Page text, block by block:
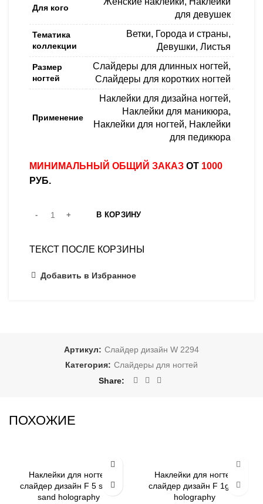
Для кого
для девушек
Тематика
коллекции
Ветки, Города и страны,
Девушки, Листья
Размер
ногтей
Слайдеры для длинных ногтей,
Слайдеры для коротких ногтей
Применение
Наклейки для дизайна ногтей,
Наклейки для маникюра,
Наклейки для ногтей, Наклейки
для педикюра
МИНИМАЛЬНЫЙ ОБЩИЙ ЗАКАЗ ОТ 1000
РУБ.
В КОРЗИНУ
ТЕКСТ ПОСЛЕ КОРЗИНЫ
Добавить в Избранное
Артикул: Слайдер дизайн W 2294
Категория: Слайдеры для ногтей
Share
ПОХОЖИЕ
ЗИМА
Наклейки для ногтей
слайдер дизайн F 5 silver
sand holography
ЛЕТО
Наклейки для ногтей
слайдер дизайн F 1gold
holography